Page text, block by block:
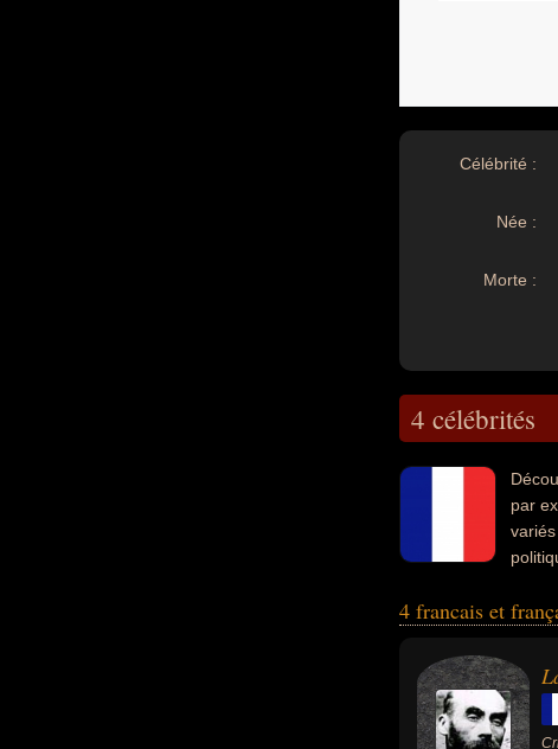
Célébrité :
Née :
Morte :
4 célébrités
par
4 francais et